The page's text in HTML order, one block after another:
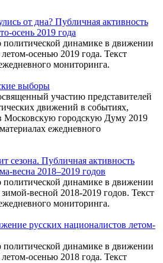
от дна? Публичная активность
осень 2019 года
динамике в движении
осенью 2019 года. Текст
мониторинга.
выборы
участию представителей
движений в событиях,
Московскую городскую Думу 2019
ежедневного
сезона. Публичная активность
весна 2018–2019 годов
динамике в движении
весной 2018-2019 годов. Текст
мониторинга.
русских националистов летом-
динамике в движении
осенью 2018 года. Текст